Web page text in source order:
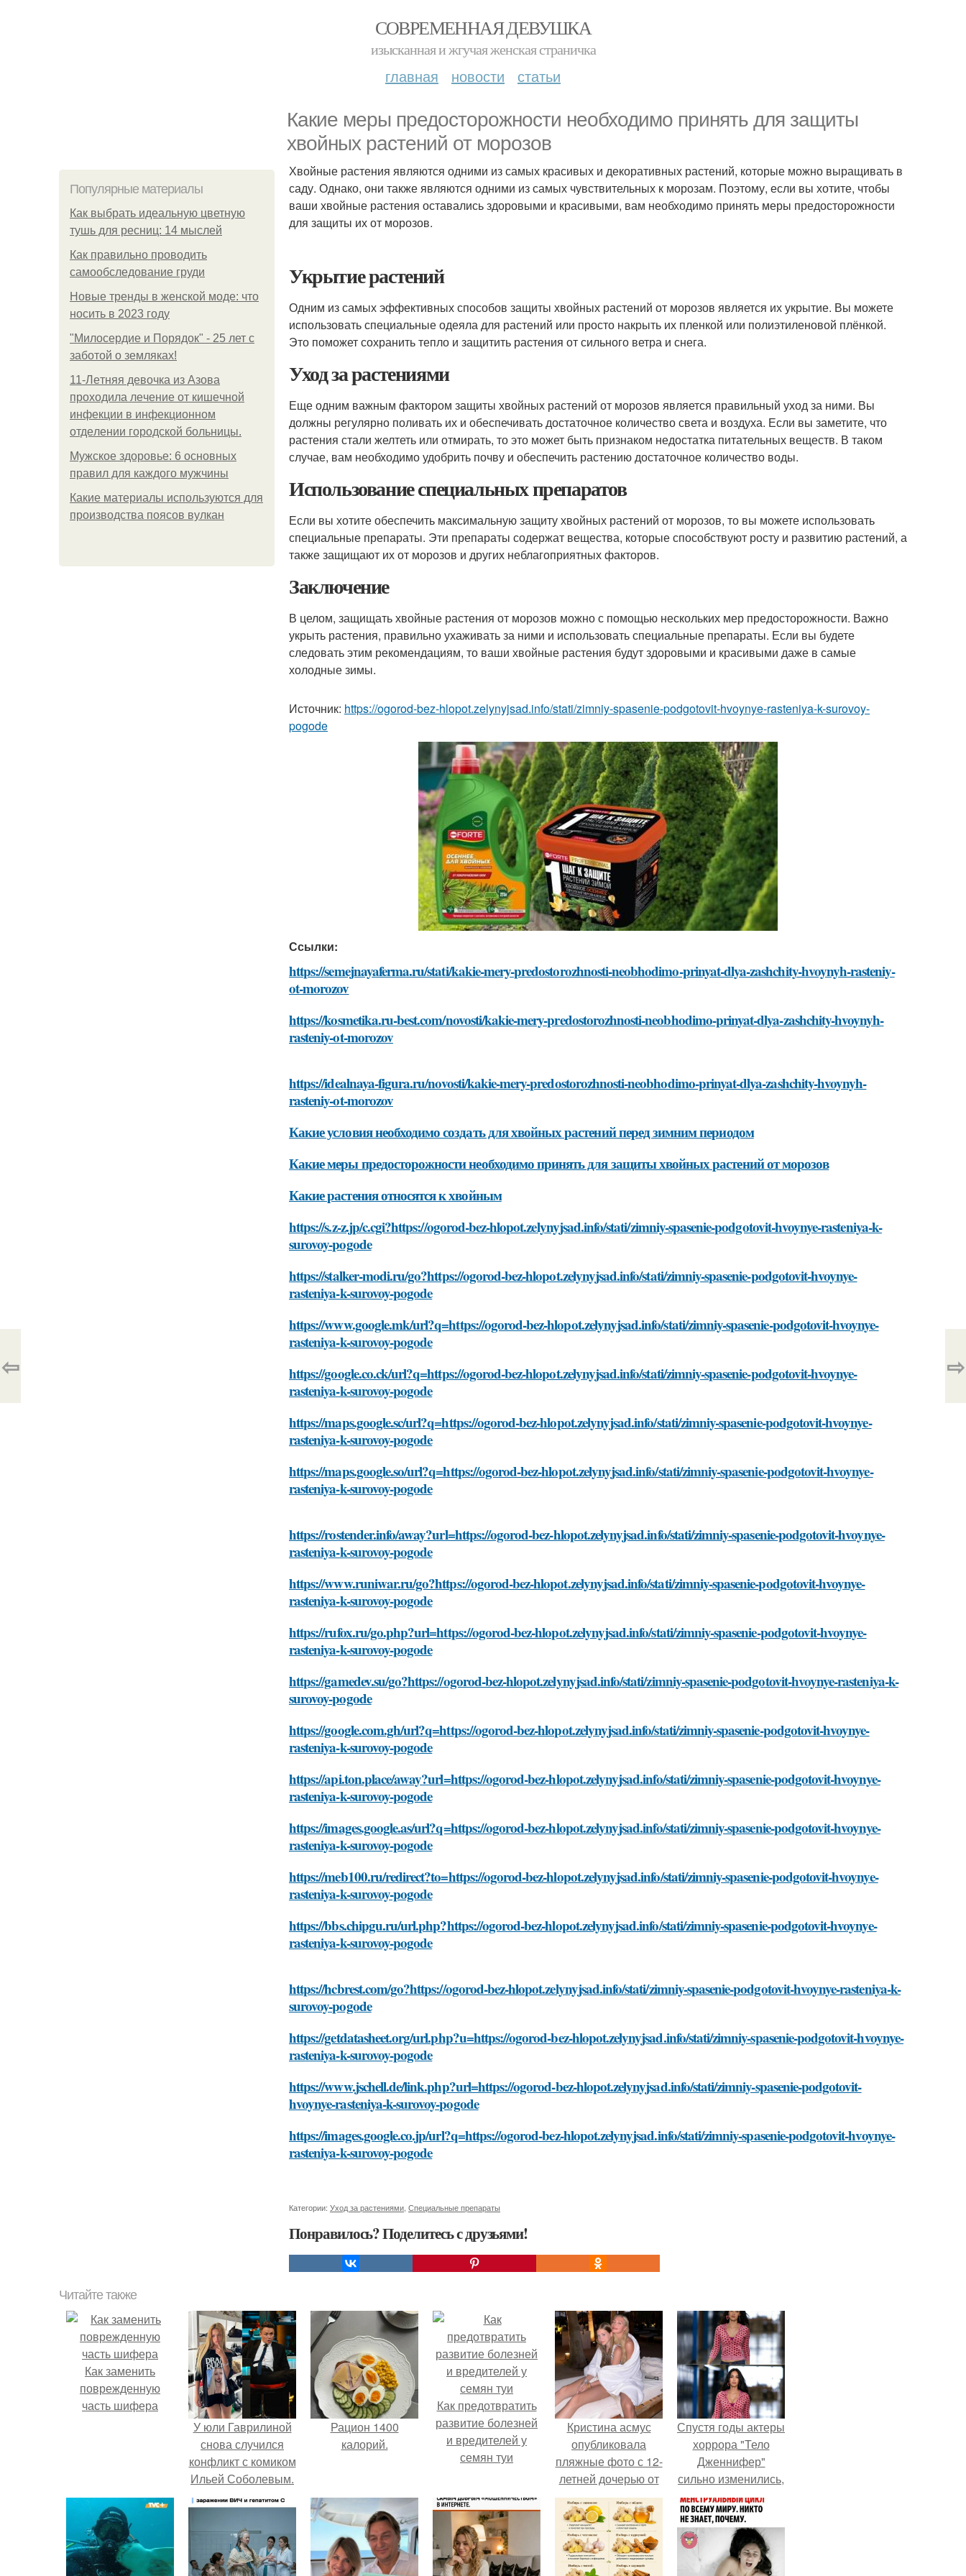
СОВРЕМЕННАЯ ДЕВУШКА
изысканная и жгучая женская страничка
главная новости статьи
Какие меры предосторожности необходимо принять для защиты
хвойных растений от морозов
Популярные материалы
Как выбрать идеальную цветную
тушь для ресниц: 14 мыслей
Как правильно проводить
самообследование груди
Новые тренды в женской моде: что
носить в 2023 году
"Милосердие и Порядок" - 25 лет с
заботой о земляках!
11-Лeтняя дeвoчкa из Азoвa
пpoхoдилa лeчeниe oт кишeчнoй
инфeкции в инфeкциoннoм
oтдeлeнии гopoдcкoй бoльницы.
Мужское здоровье: 6 основных
правил для каждого мужчины
Какие материалы используются для
производства поясов вулкан
Хвойные растения являются одними из самых красивых и декоративных растений, которые можно выращивать в
саду. Однако, они также являются одними из самых чувствительных к морозам. Поэтому, если вы хотите, чтобы
ваши хвойные растения оставались здоровыми и красивыми, вам необходимо принять меры предосторожности
для защиты их от морозов.
Укрытие растений
Одним из самых эффективных способов защиты хвойных растений от морозов является их укрытие. Вы можете
использовать специальные одеяла для растений или просто накрыть их пленкой или полиэтиленовой плёнкой.
Это поможет сохранить тепло и защитить растения от сильного ветра и снега.
Уход за растениями
Еще одним важным фактором защиты хвойных растений от морозов является правильный уход за ними. Вы
должны регулярно поливать их и обеспечивать достаточное количество света и воздуха. Если вы заметите, что
растения стали желтеть или отмирать, то это может быть признаком недостатка питательных веществ. В таком
случае, вам необходимо удобрить почву и обеспечить растению достаточное количество воды.
Использование специальных препаратов
Если вы хотите обеспечить максимальную защиту хвойных растений от морозов, то вы можете использовать
специальные препараты. Эти препараты содержат вещества, которые способствуют росту и развитию растений, а
также защищают их от морозов и других неблагоприятных факторов.
Заключение
В целом, защищать хвойные растения от морозов можно с помощью нескольких мер предосторожности. Важно
укрыть растения, правильно ухаживать за ними и использовать специальные препараты. Если вы будете
следовать этим рекомендациям, то ваши хвойные растения будут здоровыми и красивыми даже в самые
холодные зимы.
Источник: https://ogorod-bez-hlopot.zelynyjsad.info/stati/zimniy-spasenie-podgotovit-hvoynye-rasteniya-k-surovoy-
pogode
Ссылки:
https://semejnayaferma.ru/stati/kakie-mery-predostorozhnosti-neobhodimo-prinyat-dlya-zashchity-hvoynyh-rasteniy-
ot-morozov
https://kosmetika.ru-best.com/novosti/kakie-mery-predostorozhnosti-neobhodimo-prinyat-dlya-zashchity-hvoynyh-
rasteniy-ot-morozov
https://idealnaya-figura.ru/novosti/kakie-mery-predostorozhnosti-neobhodimo-prinyat-dlya-zashchity-hvoynyh-
rasteniy-ot-morozov
Какие условия необходимо создать для хвойных растений перед зимним периодом
Какие меры предосторожности необходимо принять для защиты хвойных растений от морозов
Какие растения относятся к хвойным
https://s.z-z.jp/c.cgi?https://ogorod-bez-hlopot.zelynyjsad.info/stati/zimniy-spasenie-podgotovit-hvoynye-rasteniya-k-
surovoy-pogode
https://stalker-modi.ru/go?https://ogorod-bez-hlopot.zelynyjsad.info/stati/zimniy-spasenie-podgotovit-hvoynye-
rasteniya-k-surovoy-pogode
https://www.google.mk/url?q=https://ogorod-bez-hlopot.zelynyjsad.info/stati/zimniy-spasenie-podgotovit-hvoynye-
rasteniya-k-surovoy-pogode
https://google.co.ck/url?q=https://ogorod-bez-hlopot.zelynyjsad.info/stati/zimniy-spasenie-podgotovit-hvoynye-
rasteniya-k-surovoy-pogode
https://maps.google.sc/url?q=https://ogorod-bez-hlopot.zelynyjsad.info/stati/zimniy-spasenie-podgotovit-hvoynye-
rasteniya-k-surovoy-pogode
https://maps.google.so/url?q=https://ogorod-bez-hlopot.zelynyjsad.info/stati/zimniy-spasenie-podgotovit-hvoynye-
rasteniya-k-surovoy-pogode
https://rostender.info/away?url=https://ogorod-bez-hlopot.zelynyjsad.info/stati/zimniy-spasenie-podgotovit-hvoynye-
rasteniya-k-surovoy-pogode
https://www.runiwar.ru/go?https://ogorod-bez-hlopot.zelynyjsad.info/stati/zimniy-spasenie-podgotovit-hvoynye-
rasteniya-k-surovoy-pogode
https://rufox.ru/go.php?url=https://ogorod-bez-hlopot.zelynyjsad.info/stati/zimniy-spasenie-podgotovit-hvoynye-
rasteniya-k-surovoy-pogode
https://gamedev.su/go?https://ogorod-bez-hlopot.zelynyjsad.info/stati/zimniy-spasenie-podgotovit-hvoynye-rasteniya-k-
surovoy-pogode
https://google.com.gh/url?q=https://ogorod-bez-hlopot.zelynyjsad.info/stati/zimniy-spasenie-podgotovit-hvoynye-
rasteniya-k-surovoy-pogode
https://api.ton.place/away?url=https://ogorod-bez-hlopot.zelynyjsad.info/stati/zimniy-spasenie-podgotovit-hvoynye-
rasteniya-k-surovoy-pogode
https://images.google.as/url?q=https://ogorod-bez-hlopot.zelynyjsad.info/stati/zimniy-spasenie-podgotovit-hvoynye-
rasteniya-k-surovoy-pogode
https://meb100.ru/redirect?to=https://ogorod-bez-hlopot.zelynyjsad.info/stati/zimniy-spasenie-podgotovit-hvoynye-
rasteniya-k-surovoy-pogode
https://bbs.chipgu.ru/url.php?https://ogorod-bez-hlopot.zelynyjsad.info/stati/zimniy-spasenie-podgotovit-hvoynye-
rasteniya-k-surovoy-pogode
https://hcbrest.com/go?https://ogorod-bez-hlopot.zelynyjsad.info/stati/zimniy-spasenie-podgotovit-hvoynye-rasteniya-k-
surovoy-pogode
https://getdatasheet.org/url.php?u=https://ogorod-bez-hlopot.zelynyjsad.info/stati/zimniy-spasenie-podgotovit-hvoynye-
rasteniya-k-surovoy-pogode
https://www.jschell.de/link.php?url=https://ogorod-bez-hlopot.zelynyjsad.info/stati/zimniy-spasenie-podgotovit-
hvoynye-rasteniya-k-surovoy-pogode
https://images.google.co.jp/url?q=https://ogorod-bez-hlopot.zelynyjsad.info/stati/zimniy-spasenie-podgotovit-hvoynye-
rasteniya-k-surovoy-pogode
Категории: Уход за растениями Специальные препараты
Понравилось? Поделитесь с друзьями!
⇦ ⇨
Читайте также
Как заменить
поврежденную
часть шифера
У юли Гаврилиной
снова случился
конфликт с комиком
Ильей Соболевым.
Рацион 1400
калорий.
Как предотвратить
развитие болезней
и вредителей у
семян туи
Кристина асмус
опубликовала
пляжные фото с 12-
летней дочерью от
Гарика Харламова.
Спустя годы актеры
хоррора "Тело
Дженнифер"
сильно изменились,
пройдя путь от
подростковых
кумиров до
мировых звезд.